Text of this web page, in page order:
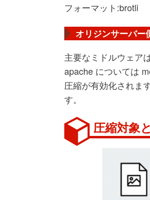
フォーマット:brotli
オリジンサーバー
主要なミドルウェア
apache については
圧縮が有効化されま
す。
圧縮対象